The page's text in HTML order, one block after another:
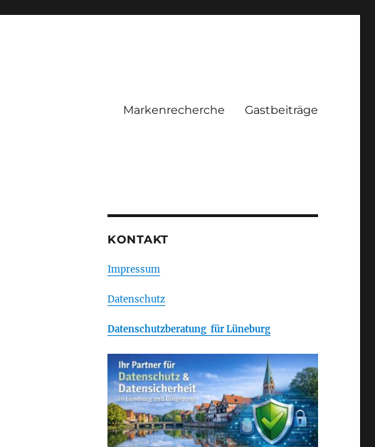
Markenrecherche Gastbeiträge
KONTAKT
Impressum
Datenschutz
Datenschutzberatung für Lüneburg